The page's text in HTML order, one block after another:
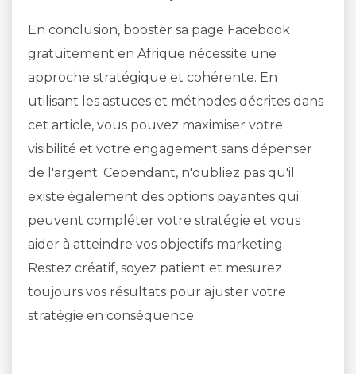
En conclusion, booster sa page Facebook
gratuitement en Afrique nécessite une
approche stratégique et cohérente. En
utilisant les astuces et méthodes décrites dans
cet article, vous pouvez maximiser votre
visibilité et votre engagement sans dépenser
de l'argent. Cependant, n'oubliez pas qu'il
existe également des options payantes qui
peuvent compléter votre stratégie et vous
aider à atteindre vos objectifs marketing.
Restez créatif, soyez patient et mesurez
toujours vos résultats pour ajuster votre
stratégie en conséquence.